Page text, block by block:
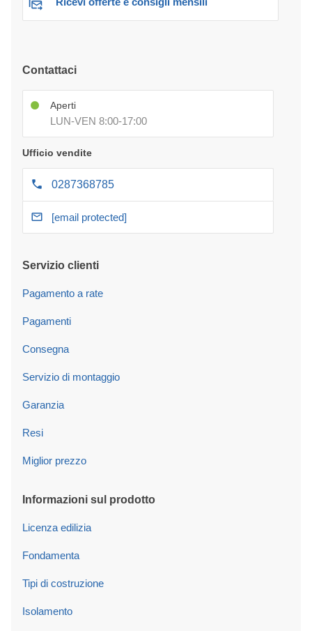
Contattaci
Aperti
LUN-VEN 8:00-17:00
Ufficio vendite
0287368785
[email protected]
Servizio clienti
Pagamento a rate
Pagamenti
Consegna
Servizio di montaggio
Garanzia
Resi
Miglior prezzo
Informazioni sul prodotto
Licenza edilizia
Fondamenta
Tipi di costruzione
Isolamento